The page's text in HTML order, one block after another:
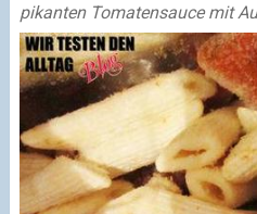
pikanten Tomatensauce mit